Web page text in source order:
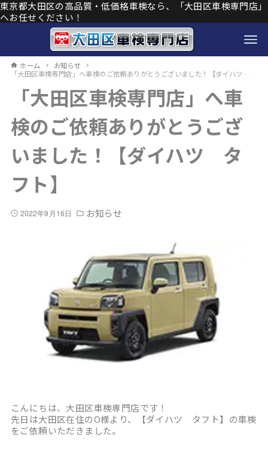
東京都大田区の高品質・低価格車検なら、「大田区車検専門店」
へお任せください！
ホーム
お知らせ
「大田区車検専門店」へ車検のご依頼ありがとうございました！【ダイハツ タフト】
「大田区車検専門店」へ車
検のご依頼ありがとうござ
いました！【ダイハツ タ
フト】
2022年9月16日 お知らせ
こんにちは、大田区車検専門店です！
先日は大田区在住のO様より、【ダイハツ タフト】の車検
をご依頼いただきました。